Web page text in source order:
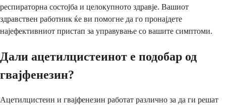
респираторна состојба и целокупното здравје. Вашиот
здравствен работник ќе ви помогне да го пронајдете
најефективниот пристап за управување со вашите симптоми.
Дали ацетилцистеинот е подобар од
гвајфенезин?
Ацетилцистеин и гвајфенезин работат различно за да ги решат